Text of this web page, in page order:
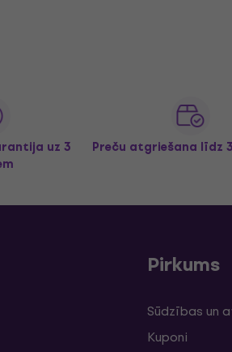
uz 3
Preču atgriešana līdz
Pirkums
Sūdzības un
Kuponi